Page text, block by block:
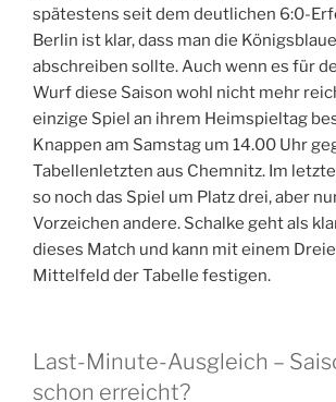
spätestens seit dem deutlichen 6:0-
Berlin ist klar, dass man die
abschreiben sollte. Auch wenn es für
Wurf diese Saison wohl nicht mehr
einzige Spiel an ihrem Heimspieltag
Knappen am Samstag um 14.00 Uhr
Tabellenletzten aus Chemnitz. Im
so noch das Spiel um Platz drei, aber
Vorzeichen andere. Schalke geht als
dieses Match und kann mit einem
Mittelfeld der Tabelle festigen.
Last-Minute-Ausgleich –
schon erreicht?